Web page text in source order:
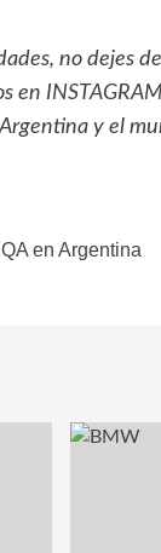
no dejes
en INSTAGRAM
y el
en Argentina